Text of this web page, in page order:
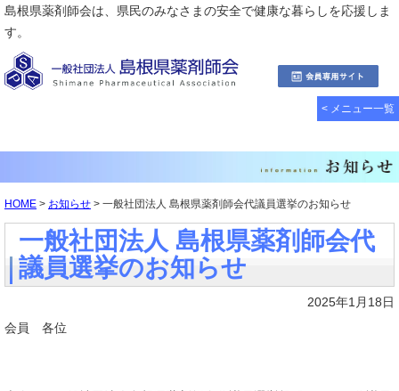
島根県薬剤師会は、県民のみなさまの安全で健康な暮らしを応援しま
す。
< メニュー一覧
HOME > お知らせ > 一般社団法人 島根県薬剤師会代議員選挙のお知らせ
一般社団法人 島根県薬剤師会代
議員選挙のお知らせ
2025年1月18日
会員 各位